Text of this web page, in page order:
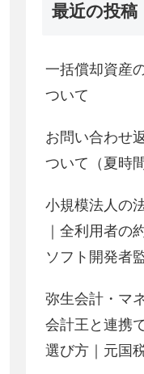
最近の投稿
一括償却資産
ついて
お問い合わせ
ついて（夏時間
小規模法人の
｜全利用者の
ソフト開発者
弥生会計・マ
会計王と連携
選び方｜元国